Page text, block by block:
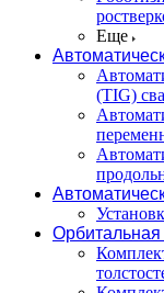
Еще
(TIG)
Орбитальная